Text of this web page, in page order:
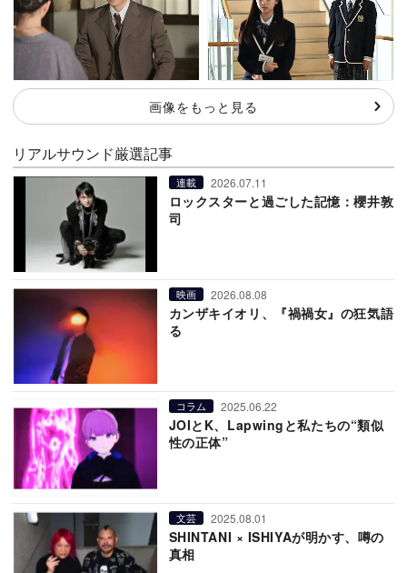
画像をもっと見る
リアルサウンド厳選記事
連載 2026.07.11
ロックスターと過ごした記憶：櫻井敦
司
映画 2026.08.08
カンザキイオリ、『禍禍女』の狂気語
る
コラム 2025.06.22
JOIとK、Lapwingと私たちの“類似
性の正体”
文芸 2025.08.01
SHINTANI × ISHIYAが明かす、噂の
真相